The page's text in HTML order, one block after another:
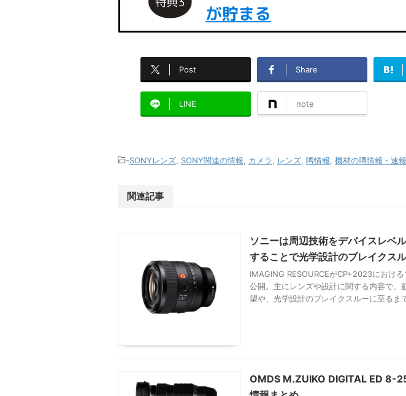
Post Share
LINE note
-SONYレンズ SONY関連の情報 カメラ レンズ 噂情報 機材の噂情報・速報
関連記事
ソニーは周辺技術をデバイスレベ
することで光学設計のブレイクス
IMAGING RESOURCEがCP+2023におけ
公開。主にレンズや設計に関する内容で、
望や、光学設計のブレイクスルーに至るま
OMDS M.ZUIKO DIGITAL ED 8-